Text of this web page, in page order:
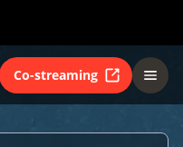
Co-streaming